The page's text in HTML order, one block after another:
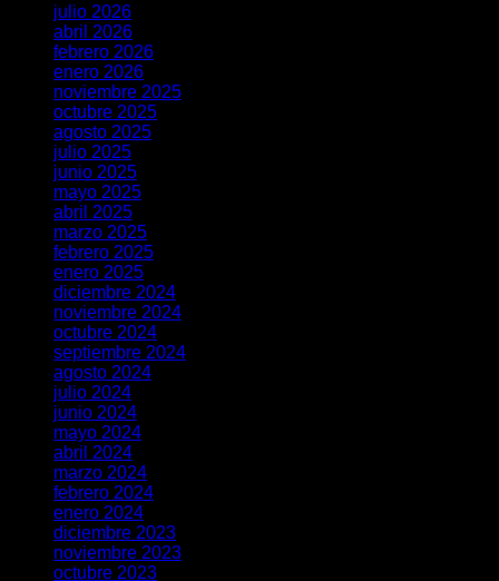
julio 2026
abril 2026
febrero 2026
enero 2026
noviembre 2025
octubre 2025
agosto 2025
julio 2025
junio 2025
mayo 2025
abril 2025
marzo 2025
febrero 2025
enero 2025
diciembre 2024
noviembre 2024
octubre 2024
septiembre 2024
agosto 2024
julio 2024
junio 2024
mayo 2024
abril 2024
marzo 2024
febrero 2024
enero 2024
diciembre 2023
noviembre 2023
octubre 2023